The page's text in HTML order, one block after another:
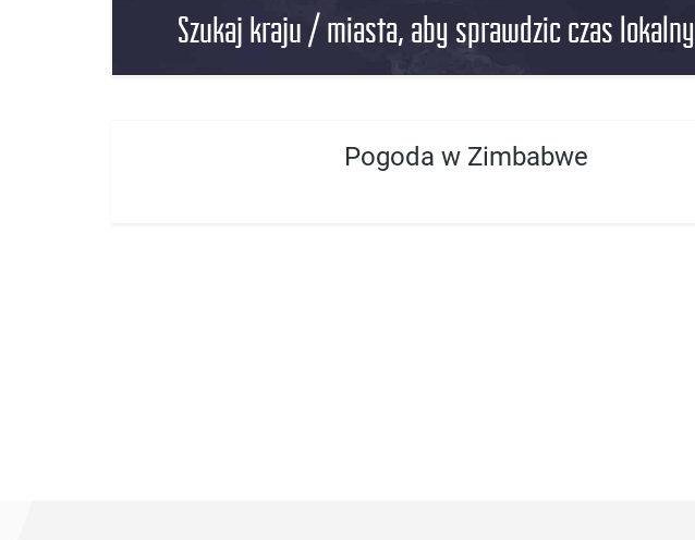
Szukaj kraju / miasta, aby sprawdzic czas lokalny
Pogoda w Zimbabwe